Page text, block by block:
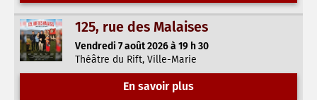
125, rue des Malaises
Vendredi 7 août 2026 à 19 h 30
Théâtre du Rift, Ville-Marie
En savoir plus